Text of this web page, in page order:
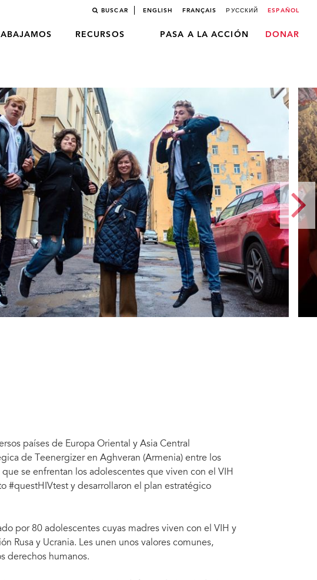
BUSCAR ENGLISH FRANÇAIS РУССКИЙ ESPAÑOL
RECURSOS PASA A LA ACCIÓN DONAR
San Petersburgo (Federación Rusa).
países de Europa Oriental y Asia Central
de Teenergizer en Aghveran (Armenia) entre los
se enfrentan los adolescentes que viven con el VIH
#questHIVtest y desarrollaron el plan estratégico
por 80 adolescentes cuyas madres viven con el VIH y
Rusa y Ucrania. Les unen unos valores comunes,
derechos humanos.